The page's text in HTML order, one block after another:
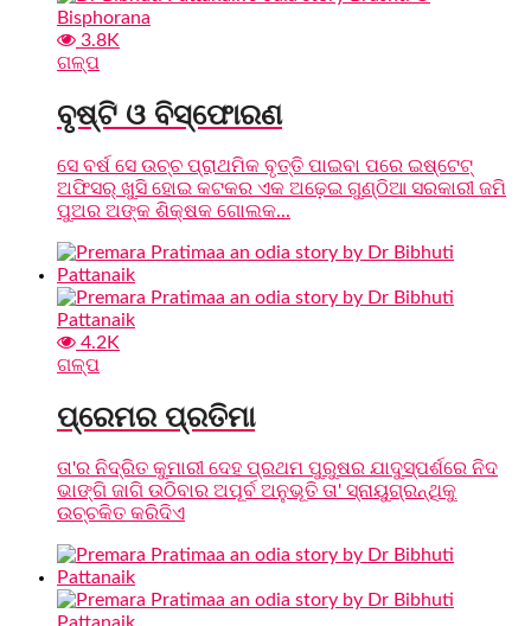
3.8K
ଗଳ୍ପ
ବୃଷ୍ଟି ଓ ବିସ୍ଫୋରଣ
ସେ ବର୍ଷ ସେ ଉଚ୍ଚ ପ୍ରାଥମିକ ବୃତ୍ତି ପାଇବା ପରେ ଇଷ୍ଟେଟ୍
ଅଫିସର୍ ଖୁସି ହୋଇ କଟକର ଏକ ଅଢ଼େଇ ଗୁଣ୍ଠିଆ ସରକାରୀ ଜମି
ପୁଅର ଅଙ୍କ ଶିକ୍ଷକ ଗୋଲକ...
4.2K
ଗଳ୍ପ
ପ୍ରେମର ପ୍ରତିମା
ତା'ର ନିଦ୍ରିତ କୁମାରୀ ଦେହ ପ୍ରଥମ ପୁରୁଷର ଯାଦୁସ୍ପର୍ଶରେ ନିଦ
ଭାଙ୍ଗି ଜାଗି ଉଠିବାର ଅପୂର୍ବ ଅନୁଭୂତି ତା' ସ୍ନାୟୁଗ୍ରନ୍ଥିକୁ
ଉଚ୍ଚକିତ କରିଦିଏ